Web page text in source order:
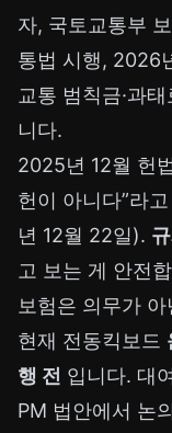
자, 국토교통부
통법 시행, 2026
교통 범칙금·과
니다.
2025년 12월 헌
헌이 아니다”라
년 12월 22일).
고 보는 게 안전
보험은 의무가
현재 전동킥보드
행 전 입니다. 대
PM 법안에서 논